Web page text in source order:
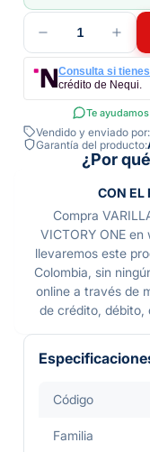
1
Consulta si
crédito de Nequi.
Te
Vendido y enviado por:
Garantía del producto:
¿Por
CON EL
Compra
VICTORY ONE
llevaremos este
Colombia, sin
online a través de
de crédito, débito,
Código
Familia